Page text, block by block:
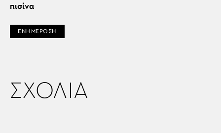
πισίνα
ΕΝΗΜΕΡΩΣΗ
ΣΧΟΛΙΑ